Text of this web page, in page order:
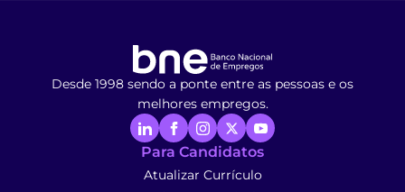
Desde 1998 sendo a ponte entre as pessoas e os
melhores empregos.
Para Candidatos
Atualizar Currículo